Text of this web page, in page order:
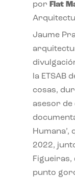
por Flat
Jaume
la ETSAB
cosas,
asesor de
Humana’,
2022,
Figueiras,
punto